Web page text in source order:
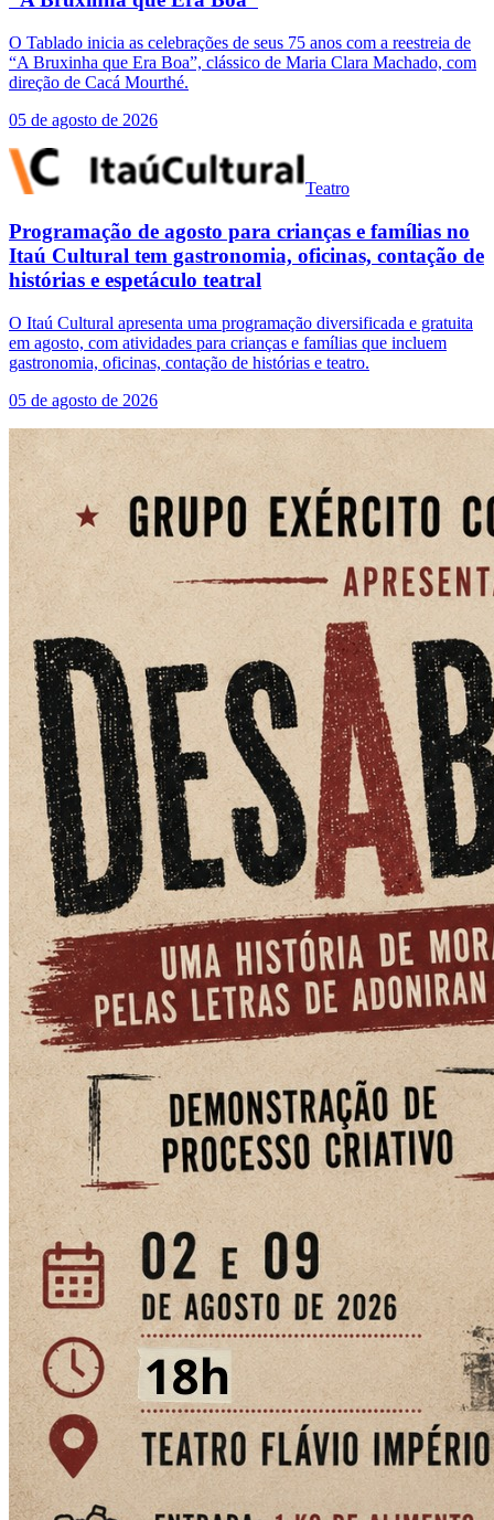
O Tablado inicia as celebrações de seus 75 anos com a reestreia de
“A Bruxinha que Era Boa”, clássico de Maria Clara Machado, com
direção de Cacá Mourthé.
05 de agosto de 2026
Teatro
Programação de agosto para crianças e famílias no
Itaú Cultural tem gastronomia, oficinas, contação de
histórias e espetáculo teatral
O Itaú Cultural apresenta uma programação diversificada e gratuita
em agosto, com atividades para crianças e famílias que incluem
gastronomia, oficinas, contação de histórias e teatro.
05 de agosto de 2026